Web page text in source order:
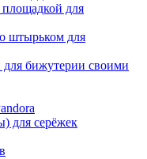
для
штырьком для
для бижутерии своими
для серёжек